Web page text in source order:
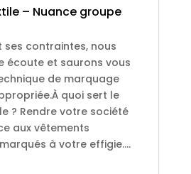
– Nuance groupe
ses contraintes, nous
écoute et saurons vous
de marquage
quoi sert le
? Rendre votre société
aux vêtements
à votre effigie....